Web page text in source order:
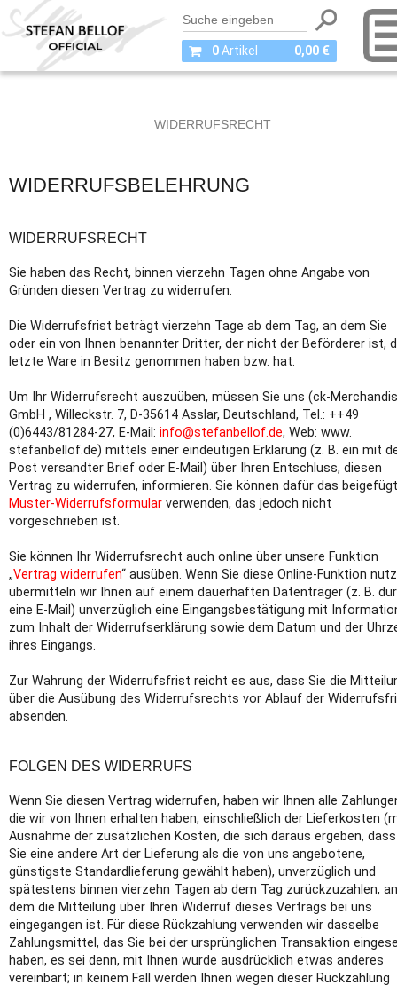
0Artikel 0,00 €
WIDERRUFSRECHT
WIDERRUFSBELEHRUNG
WIDERRUFSRECHT
Sie haben das Recht, binnen vierzehn Tagen ohne Angabe von
Gründen diesen Vertrag zu widerrufen.
Die Widerrufsfrist beträgt vierzehn Tage ab dem Tag, an dem Sie
oder ein von Ihnen benannter Dritter, der nicht der Beförderer ist,
letzte Ware in Besitz genommen haben bzw. hat.
Um Ihr Widerrufsrecht auszuüben, müssen Sie uns (ck-
GmbH , Willeckstr. 7, D-35614 Asslar, Deutschland, Tel.: ++49
(0)6443/81284-27, E-Mail: info@stefanbellof.de, Web: www.
stefanbellof.de) mittels einer eindeutigen Erklärung (z. B. ein mit
Post versandter Brief oder E-Mail) über Ihren Entschluss, diesen
Vertrag zu widerrufen, informieren. Sie können dafür das
Muster-Widerrufsformular verwenden, das jedoch nicht
vorgeschrieben ist.
Sie können Ihr Widerrufsrecht auch online über unsere Funktion
„Vertrag widerrufen“ ausüben. Wenn Sie diese Online-Funktion
übermitteln wir Ihnen auf einem dauerhaften Datenträger (z. B.
eine E-Mail) unverzüglich eine Eingangsbestätigung mit
zum Inhalt der Widerrufserklärung sowie dem Datum und der
ihres Eingangs.
Zur Wahrung der Widerrufsfrist reicht es aus, dass Sie die
über die Ausübung des Widerrufsrechts vor Ablauf der
absenden.
FOLGEN DES WIDERRUFS
Wenn Sie diesen Vertrag widerrufen, haben wir Ihnen alle
die wir von Ihnen erhalten haben, einschließlich der Lieferkosten
Ausnahme der zusätzlichen Kosten, die sich daraus ergeben, dass
Sie eine andere Art der Lieferung als die von uns angebotene,
günstigste Standardlieferung gewählt haben), unverzüglich und
spätestens binnen vierzehn Tagen ab dem Tag zurückzuzahlen, an
dem die Mitteilung über Ihren Widerruf dieses Vertrags bei uns
eingegangen ist. Für diese Rückzahlung verwenden wir dasselbe
Zahlungsmittel, das Sie bei der ursprünglichen Transaktion
haben, es sei denn, mit Ihnen wurde ausdrücklich etwas anderes
vereinbart; in keinem Fall werden Ihnen wegen dieser Rückzahlung